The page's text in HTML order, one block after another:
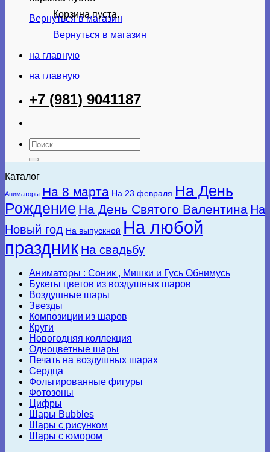
Вернуться в магазин
Корзина пуста.
Вернуться в магазин
на главную
на главную
+7 (981) 9041187
Искать:
Каталог
Аниматоры На 8 марта На 23 февраля На День
Рождение На День Святого Валентина На
Новый год На выпускной На любой
праздник На свадьбу
Аниматоры : Соник , Мишки и Гусь Обнимусь
Букеты цветов из воздушных шаров
Воздушные шары
Звезды
Композиции из шаров
Круги
Новогодняя коллекция
Одноцветные шары
Печать на воздушных шарах
Сердца
Фольгированные фигуры
Фотозоны
Цифры
Шары Bubbles
Шары с рисунком
Шары с юмором